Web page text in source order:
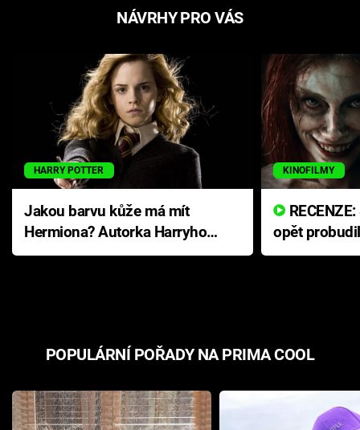
NÁVRHY PRO VÁS
HARRY POTTER
Jakou barvu kůže má mít
Hermiona? Autorka Harryho
Pottera přišla s ráznou
KINOFILMY
opět
přichází s
POPULÁRNÍ POŘADY NA PRIMA COOL